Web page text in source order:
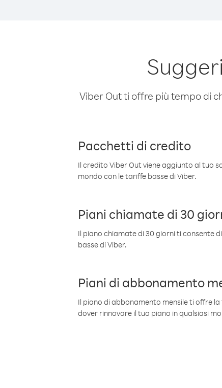
Viber Out ti offre più tempo di
Pacchetti di credito
Il credito Viber Out viene aggiunto al tuo
mondo con le tariffe basse di Viber.
Piani chiamate di 30
Il piano chiamate di 30 giorni ti consente
basse di Viber.
Piani di abbonamento
Il piano di abbonamento mensile ti offre
dover rinnovare il tuo piano in qualsiasi